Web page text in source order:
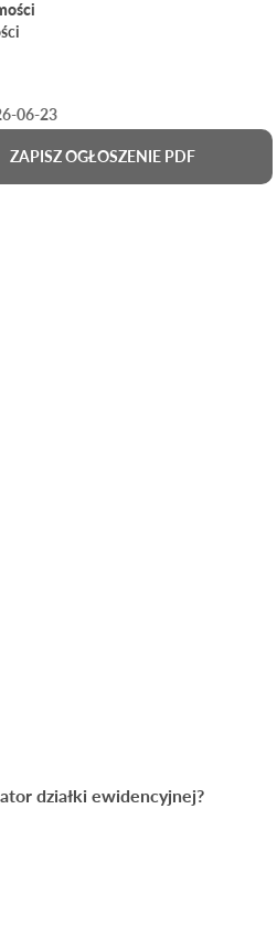
działki ewidencyjnej?
06-23
ZAPISZ OGŁOSZENIE PDF